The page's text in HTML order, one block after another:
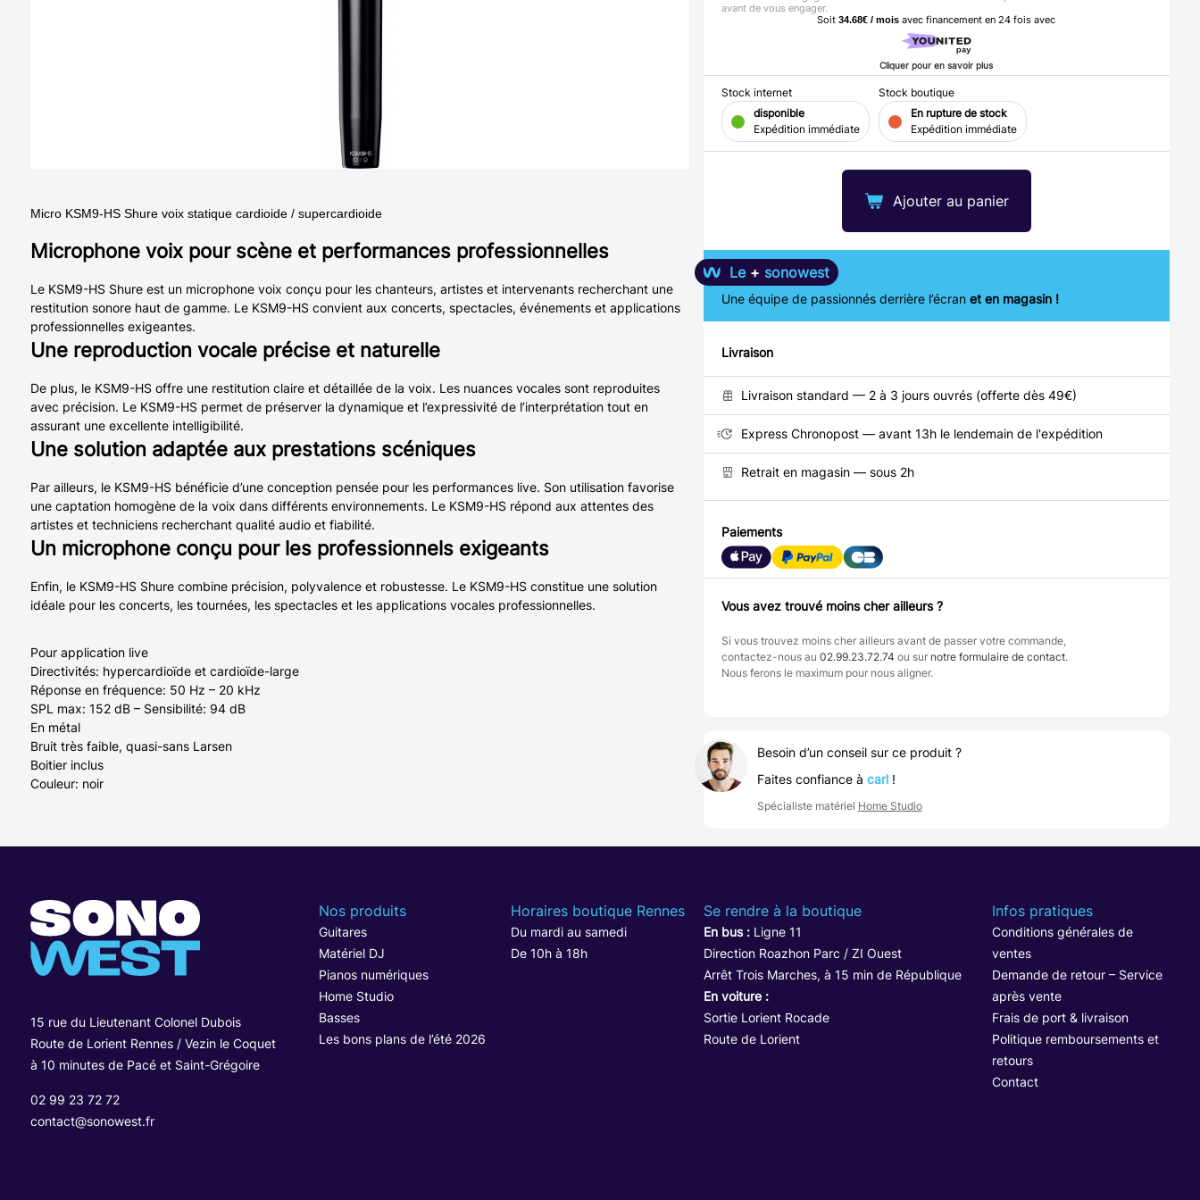
Micro KSM9-HS Shure voix statique cardioide / supercardioide
Microphone voix pour scène et performances professionnelles
Le KSM9-HS Shure est un microphone voix conçu pour les chanteurs, artistes et intervenants recherchant une
restitution sonore haut de gamme. Le KSM9-HS convient aux concerts, spectacles, événements et applications
professionnelles exigeantes.
Une reproduction vocale précise et naturelle
De plus, le KSM9-HS offre une restitution claire et détaillée de la voix. Les nuances vocales sont reproduites
avec précision. Le KSM9-HS permet de préserver la dynamique et l’expressivité de l’interprétation tout en
assurant une excellente intelligibilité.
Une solution adaptée aux prestations scéniques
Par ailleurs, le KSM9-HS bénéficie d’une conception pensée pour les performances live. Son utilisation favorise
une captation homogène de la voix dans différents environnements. Le KSM9-HS répond aux attentes des
artistes et techniciens recherchant qualité audio et fiabilité.
Un microphone conçu pour les professionnels exigeants
Enfin, le KSM9-HS Shure combine précision, polyvalence et robustesse. Le KSM9-HS constitue une solution
idéale pour les concerts, les tournées, les spectacles et les applications vocales professionnelles.
Pour application live
Directivités: hypercardioïde et cardioïde-large
Réponse en fréquence: 50 Hz – 20 kHz
SPL max: 152 dB – Sensibilité: 94 dB
En métal
Bruit très faible, quasi-sans Larsen
Boitier inclus
Couleur: noir
Ajouter au panier
Soit 34.68€ / mois avec financement en 24 fois avec
Cliquer pour en savoir plus
avant de vous engager.
Stock internet
disponible
Expédition immédiate
Stock boutique
En rupture de stock
Expédition immédiate
Le + sonowest
Une équipe de passionnés derrière l’écran et en magasin !
Livraison
Livraison standard — 2 à 3 jours ouvrés (offerte dès 49€)
Express Chronopost — avant 13h le lendemain de l'expédition
Retrait en magasin — sous 2h
Paiements
Vous avez trouvé moins cher ailleurs ?
Si vous trouvez moins cher ailleurs avant de passer votre commande,
contactez-nous au 02.99.23.72.74 ou sur notre formulaire de contact.
Nous ferons le maximum pour nous aligner.
Besoin d’un conseil sur ce produit ?
Faites confiance à carl!
Spécialiste matériel Home Studio
15 rue du Lieutenant Colonel Dubois
Route de Lorient Rennes / Vezin le Coquet
à 10 minutes de Pacé et Saint-Grégoire
02 99 23 72 72
contact@sonowest.fr
Nos produits
Guitares
Matériel DJ
Pianos numériques
Home Studio
Basses
Les bons plans de l’été 2026
Horaires boutique Rennes
Du mardi au samedi
De 10h à 18h
Se rendre à la boutique
En bus :Ligne 11
Direction Roazhon Parc / ZI Ouest
Arrêt Trois Marches, à 15 min de République
En voiture :
Sortie Lorient Rocade
Route de Lorient
Infos pratiques
Conditions générales de
ventes
Demande de retour – Service
après vente
Frais de port & livraison
Politique remboursements et
retours
Contact